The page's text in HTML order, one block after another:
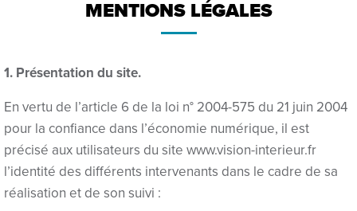
Panel
MENTIONS LÉGALES
1. Présentation du site.
En vertu de l’article 6 de la loi n° 2004-575 du 21 juin 2004
pour la confiance dans l’économie numérique, il est
précisé aux utilisateurs du site www.vision-interieur.fr
l’identité des différents intervenants dans le cadre de sa
réalisation et de son suivi :